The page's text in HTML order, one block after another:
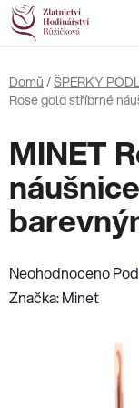
Přejít
na
obsah
Domů /ŠPERKY
Rose gold stříbrné
MINET
Průměrné
hodnocení
Neohodnoceno
Značka:Minet